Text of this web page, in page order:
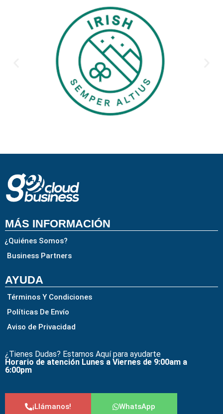
MÁS INFORMACIÓN
¿Quiénes Somos?
Business Partners
AYUDA
Términos Y Condiciones
Políticas De Envío
Aviso de Privacidad
¿Tienes Dudas? Estamos Aquí para ayudarte
Horario de atención Lunes a Viernes de 9:00am a
6:00pm
¡Llámanos! WhatsApp